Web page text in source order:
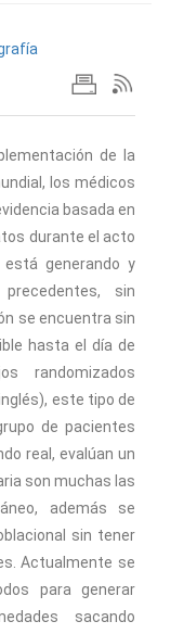
de la
los médicos
basada en
durante el acto
generando y
sin
se encuentra sin
hasta el día de
randomizados
este tipo de
de pacientes
real, evalúan un
son muchas las
además se
sin tener
Actualmente se
para generar
sacando